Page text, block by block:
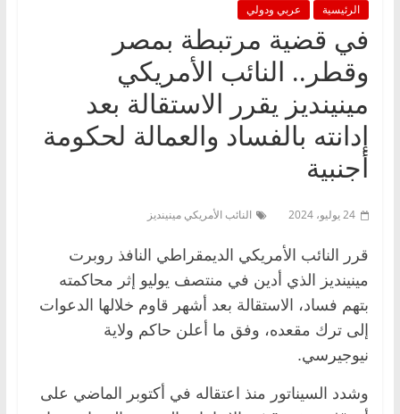
الرئيسية عربي ودولي
في قضية مرتبطة بمصر
وقطر.. النائب الأمريكي
مينينديز يقرر الاستقالة بعد
إدانته بالفساد والعمالة لحكومة
أجنبية
24 يوليو، 2024 النائب الأمريكي مينينديز
قرر النائب الأمريكي الديمقراطي النافذ روبرت
مينينديز الذي أدين في منتصف يوليو إثر محاكمته
بتهم فساد، الاستقالة بعد أشهر قاوم خلالها الدعوات
إلى ترك مقعده، وفق ما أعلن حاكم ولاية
نيوجيرسي.
وشدد السيناتور منذ اعتقاله في أكتوبر الماضي على